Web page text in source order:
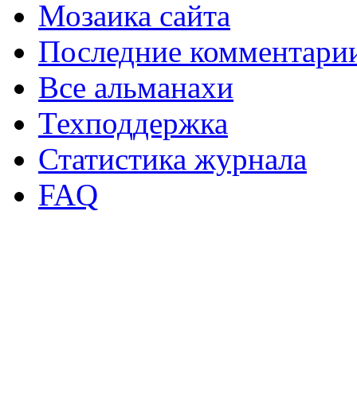
Мозаика сайта
Последние
Все альманахи
Техподдержка
Статистика журнала
FAQ